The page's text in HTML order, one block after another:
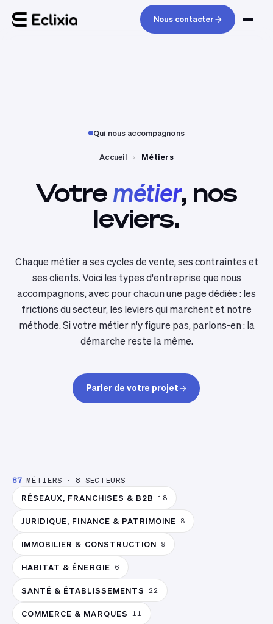
Nous contacter
Qui nous accompagnons
Accueil › Métiers
Votre métier, nos
leviers.
Chaque métier a ses cycles de vente, ses contraintes et
ses clients. Voici les types d'entreprise que nous
accompagnons, avec pour chacun une page dédiée : les
frictions du secteur, les leviers qui marchent et notre
méthode. Si votre métier n'y figure pas, parlons-en : la
démarche reste la même.
Parler de votre projet
87 MÉTIERS · 8 SECTEURS
RÉSEAUX, FRANCHISES & B2B 18
JURIDIQUE, FINANCE & PATRIMOINE 8
IMMOBILIER & CONSTRUCTION 9
HABITAT & ÉNERGIE 6
SANTÉ & ÉTABLISSEMENTS 22
COMMERCE & MARQUES 11